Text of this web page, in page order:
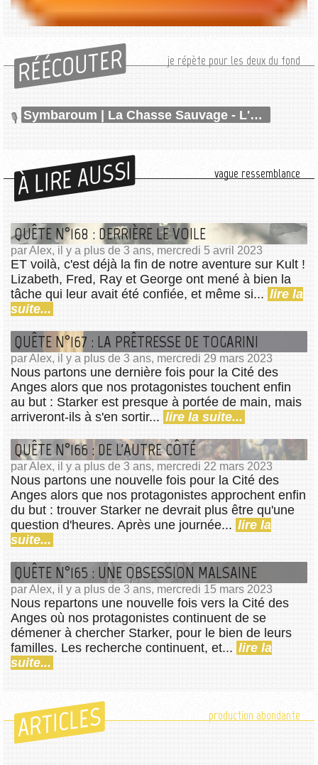
RÉÉCOUTER je répète pour les deux du fond
Symbaroum | La Chasse Sauvage - L'Espoir de Salindra (6/10)
À LIRE AUSSI vague ressemblance
QUÊTE N°168 : DERRIÈRE LE VOILE
par Alex, il y a plus de 3 ans, mercredi 5 avril 2023
ET voilà, c'est déjà la fin de notre aventure sur Kult !
Lizabeth, Fred, Ray et George ont mené à bien la
tâche qui leur avait été confiée, et même si... lire la
suite...
QUÊTE N°167 : LA PRÊTRESSE DE TOGARINI
par Alex, il y a plus de 3 ans, mercredi 29 mars 2023
Nous partons une dernière fois pour la Cité des
Anges alors que nos protagonistes touchent enfin
au but : Starker est presque à portée de main, mais
arriveront-ils à s'en sortir... lire la suite...
QUÊTE N°166 : DE L'AUTRE CÔTÉ
par Alex, il y a plus de 3 ans, mercredi 22 mars 2023
Nous partons une nouvelle fois pour la Cité des
Anges alors que nos protagonistes approchent enfin
du but : trouver Starker ne devrait plus être qu'une
question d'heures. Après une journée... lire la
suite...
QUÊTE N°165 : UNE OBSESSION MALSAINE
par Alex, il y a plus de 3 ans, mercredi 15 mars 2023
Nous repartons une nouvelle fois vers la Cité des
Anges où nos protagonistes continuent de se
démener à chercher Starker, pour le bien de leurs
familles. Les recherche continuent, et... lire la
suite...
ARTICLES production abondante